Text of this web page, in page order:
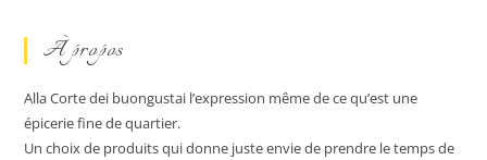
À propos
Alla Corte dei buongustai l’expression même de ce qu’est une
épicerie fine de quartier.
Un choix de produits qui donne juste envie de prendre le temps de